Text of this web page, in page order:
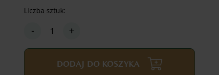
Liczba sztuk:
-
z
+
DODAJ DO KOSZYKA